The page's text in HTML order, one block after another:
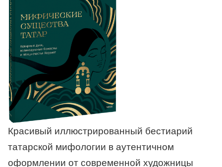
Красивый иллюстрированный бестиарий
татарской мифологии в аутентичном
оформлении от современной художницы